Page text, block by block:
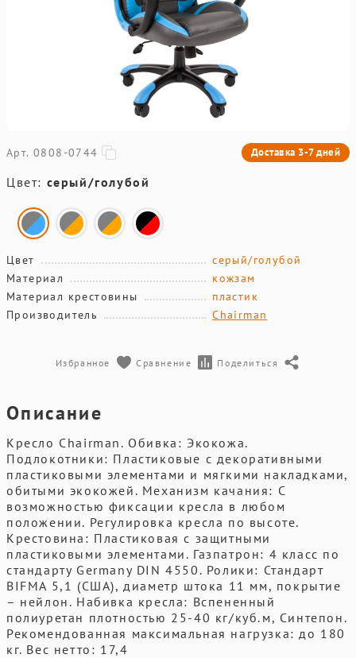
Арт. 0808-0744 Доставка 3-7 дней
Цвет: серый/голубой
Цвет
серый/голубой
Материал
кожзам
Материал крестовины
пластик
Производитель
Chairman
Избранное Сравнение Поделиться
Описание
Кресло Chairman. Обивка: Экокожа.
Подлокотники: Пластиковые с декоративными
пластиковыми элементами и мягкими накладками,
обитыми экокожей. Механизм качания: С
возможностью фиксации кресла в любом
положении. Регулировка кресла по высоте.
Крестовина: Пластиковая с защитными
пластиковыми элементами. Газпатрон: 4 класс по
стандарту Germany DIN 4550. Ролики: Стандарт
BIFMA 5,1 (США), диаметр штока 11 мм, покрытие
– нейлон. Набивка кресла: Вспененный
полиуретан плотностью 25-40 кг/куб.м, Синтепон.
Рекомендованная максимальная нагрузка: до 180
кг. Вес нетто: 17,4